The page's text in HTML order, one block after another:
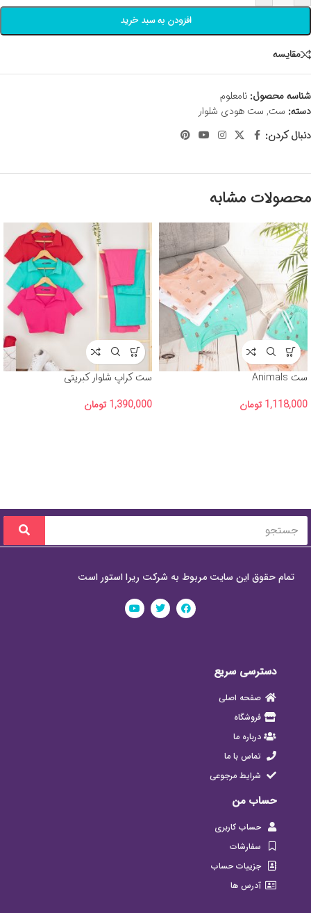
افزودن به سبد خرید
مقايسه
شناسه محصول: نامعلوم
دسته: ست, ست هودی شلوار
دنبال کردن:
محصولات مشابه
ست Animals
1,118,000 تومان
ست کراپ شلوار کبریتی
1,390,000 تومان
تمام حقوق این سایت مربوط به شرکت ریرا استور است
دسترسی سریع
صفحه اصلی
فروشگاه
درباره ما
تماس با ما
شرایط مرجوعی
حساب من
حساب کاربری
سفارشات
جزییات حساب
آدرس ها